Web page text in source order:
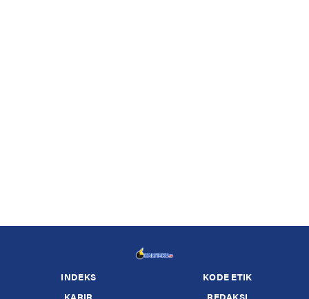
INDEKS
KODE ETIK
KARIR
REDAKSI